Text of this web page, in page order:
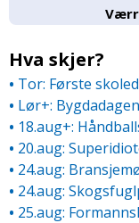
Hva skjer?
• Tor: Første
• Lør+:
• 18.aug+:
• 20.aug:
• 24.aug:
• 24.aug:
• 25.aug: